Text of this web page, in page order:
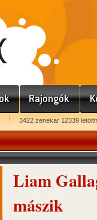
3422 zenekar 12339
Liam
mászik